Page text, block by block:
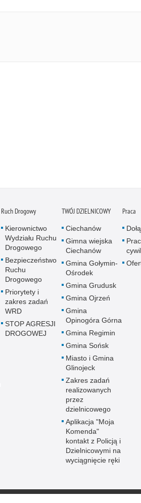
Ruch Drogowy
Kierownictwo
Wydziału Ruchu
Drogowego
Bezpieczeństwo
Ruchu
Drogowego
Priorytety i
zakres zadań
WRD
STOP AGRESJI
DROGOWEJ
TWÓJ DZIELNICOWY
Ciechanów
Gimna wiejska
Ciechanów
Gmina Gołymin-
Ośrodek
Gmina Grudusk
Gmina Ojrzeń
Gmina
Opinogóra Górna
Gmina Regimin
Gmina Sońsk
Miasto i Gmina
Glinojeck
Zakres zadań
realizowanych
przez
dzielnicowego
Aplikacja "Moja
Komenda"
kontakt z Policją i
Dzielnicowymi na
wyciągnięcie ręki
Praca